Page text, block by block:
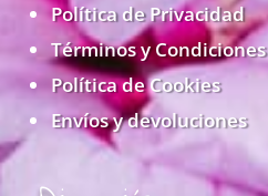
Política de Privacidad
Términos y Condiciones
Política de Cookies
Envíos y devoluciones